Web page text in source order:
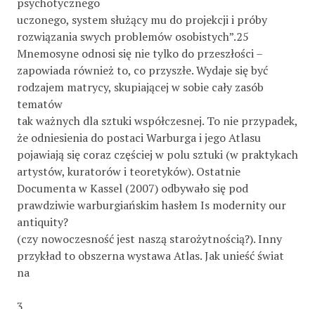
uczonego, system służący mu do projekcji i próby
rozwiązania swych problemów osobistych”.25
Mnemosyne odnosi się nie tylko do przeszłości –
zapowiada również to, co przyszłe. Wydaje się być
rodzajem matrycy, skupiającej w sobie cały zasób
tematów
tak ważnych dla sztuki współczesnej. To nie przypadek,
że odniesienia do postaci Warburga i jego Atlasu
pojawiają się coraz częściej w polu sztuki (w praktykach
artystów, kuratorów i teoretyków). Ostatnie
Documenta w Kassel (2007) odbywało się pod
prawdziwie warburgiańskim hasłem Is modernity our
antiquity?
(czy nowoczesność jest naszą starożytnością?). Inny
przykład to obszerna wystawa Atlas. Jak unieść świat
na